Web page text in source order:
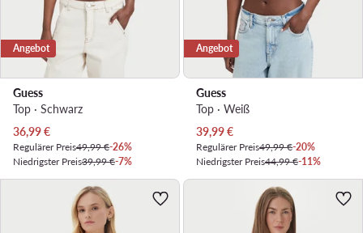
Angebot
Guess
Top · Schwarz
Aktueller Preis
36,99€
Regulärer Preis49,99 €-26%
Niedrigster Preis39,99 €-7%
Angebot
Guess
Top · Weiß
Aktueller Preis
39,99€
Regulärer Preis49,99 €-20%
Niedrigster Preis44,99 €-11%